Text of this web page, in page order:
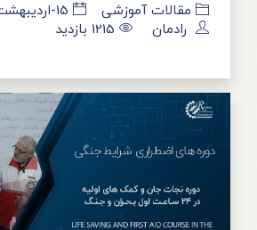
مقالات آموزشی
15-اردیبهشت-1405
رادمان
بازدید 1215